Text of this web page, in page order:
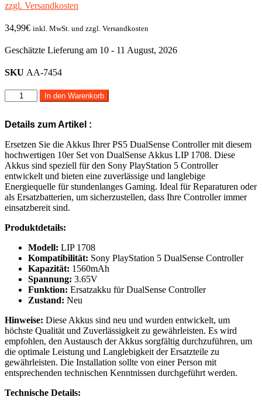
zzgl. Versandkosten
34,99€ inkl. MwSt. und zzgl. Versandkosten
Geschätzte Lieferung am 10 - 11 August, 2026
SKU AA-7454
x
Batterie
Akku
LIP
1708
für
Ps5
Playstation
5
Menge
In den Warenkorb
Details zum Artikel :
Ersetzen Sie die Akkus Ihrer PS5 DualSense Controller mit diesem
hochwertigen 10er Set von DualSense Akkus LIP 1708. Diese
Akkus sind speziell für den Sony PlayStation 5 Controller
entwickelt und bieten eine zuverlässige und langlebige
Energiequelle für stundenlanges Gaming. Ideal für Reparaturen oder
als Ersatzbatterien, um sicherzustellen, dass Ihre Controller immer
einsatzbereit sind.
Produktdetails:
Modell: LIP 1708
Kompatibilität: Sony PlayStation 5 DualSense Controller
Kapazität: 1560mAh
Spannung: 3.65V
Funktion: Ersatzakku für DualSense Controller
Zustand: Neu
Hinweise: Diese Akkus sind neu und wurden entwickelt, um
höchste Qualität und Zuverlässigkeit zu gewährleisten. Es wird
empfohlen, den Austausch der Akkus sorgfältig durchzuführen, um
die optimale Leistung und Langlebigkeit der Ersatzteile zu
gewährleisten. Die Installation sollte von einer Person mit
entsprechenden technischen Kenntnissen durchgeführt werden.
Technische Details: